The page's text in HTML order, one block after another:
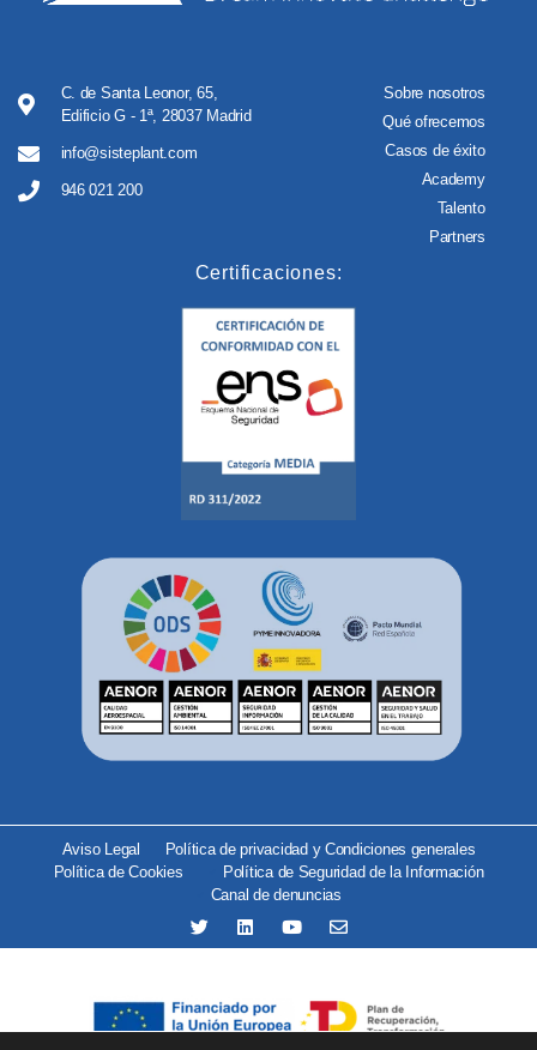
C. de Santa Leonor, 65,
Edificio G - 1ª, 28037 Madrid
info@sisteplant.com
946 021 200
Sobre nosotros
Qué ofrecemos
Casos de éxito
Academy
Talento
Partners
Certificaciones:
Aviso Legal
Política de privacidad y Condiciones generales
Política de Cookies
Política de Seguridad de la Información
Canal de denuncias